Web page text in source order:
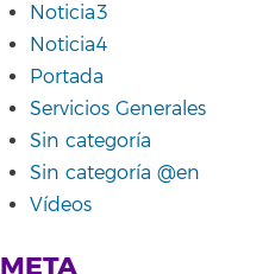
Noticia3
Noticia4
Portada
Servicios Generales
Sin categoría
Sin categoría @en
Vídeos
META